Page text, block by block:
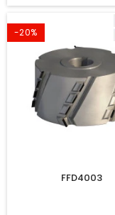
-20%
FFD4003